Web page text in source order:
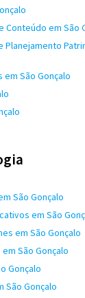
em São
São Gonçalo
São Gonçalo
em São
em São Gonçalo
São Gonçalo
Gonçalo
São Gonçalo